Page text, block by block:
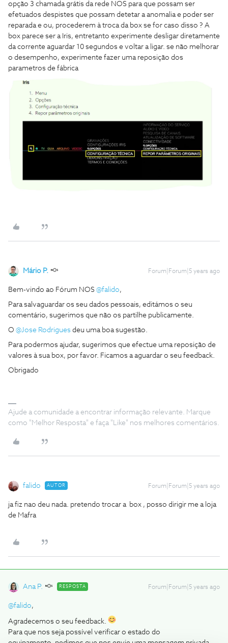
opção 3 chamada grátis da rede NOS para que possam ser
efetuados despistes que possam detetar a anomalia e poder ser
reparada e ou, procederem à troca da box se for caso disso ? A
box parece ser a Iris, entretanto experimente desligar diretamente
da corrente aguardar 10 segundos e voltar a ligar. se não melhorar
o desempenho, experimente fazer uma reposição dos
parametros de fábrica
Mário P. Forum|Forum|5 years ago
Bem-vindo ao Fórum NOS @falido,
Para salvaguardar os seu dados pessoais, editámos o seu
comentário, sugerimos que não os partilhe publicamente.
O @Jose Rodrigues deu uma boa sugestão.
Para podermos ajudar, sugerimos que efectue uma reposição de
valores à sua box, por favor. Ficamos a aguardar o seu feedback.
Obrigado
Ajude a comunidade a encontrar informação relevante. Marque
como "Melhor Resposta" e faça "Like" nos melhores comentários.
falido AUTOR Forum|Forum|5 years ago
ja fiz nao deu nada. pretendo trocar a box , posso dirigir me a loja
de Mafra
Ana P. RESPOSTA Forum|Forum|5 years ago
@falido,
Agradecemos o seu feedback.
Para que nos seja possível verificar o estado do